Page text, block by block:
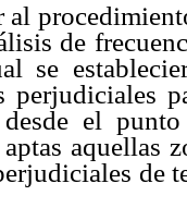
de
se
perjudiciales
el
aquellas
de